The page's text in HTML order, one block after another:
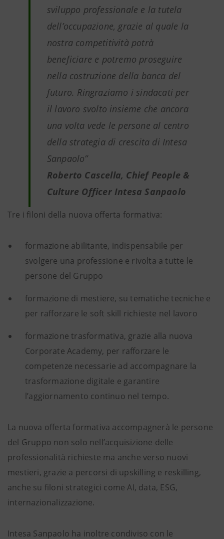
sviluppo professionale e la tutela
dell’occupazione, grazie al quale la
nostra competitività potrà
beneficiare e potremo proseguire
nella costruzione della banca del
futuro. Ringraziamo i sindacati per
il lavoro svolto insieme che ancora
una volta vede le persone al centro
della strategia di crescita di Intesa
Sanpaolo”
Roberto Cascella, Chief People &
Culture Officer Intesa Sanpaolo
Tre i filoni della nuova offerta formativa:
formazione abilitante, indispensabile per
svolgere una professione e rivolta a tutte le
persone del Gruppo
formazione di mestiere, su tematiche tecniche e
per rafforzare le soft skill richieste nel lavoro
formazione trasformativa, grazie alla nuova
Corporate Academy, per rafforzare le
competenze necessarie ad accompagnare la
trasformazione digitale e garantire
l’aggiornamento continuo nel tempo.
La nuova offerta formativa accompagnerà le persone
del Gruppo non solo nell’acquisizione delle
professionalità richieste ma anche verso nuovi
mestieri, grazie a percorsi di upskilling e reskilling,
anche su filoni strategici come AI, data, ESG,
internazionalizzazione.
Intesa Sanpaolo ha inoltre condiviso con le